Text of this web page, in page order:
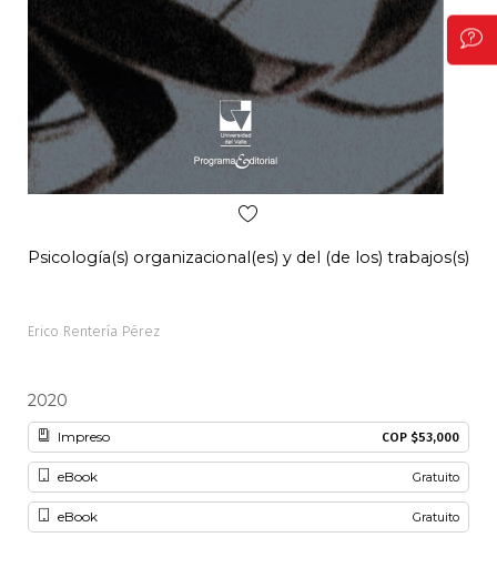
Psicología(s) organizacional(es) y del (de los) trabajos(s)
Erico Rentería Pérez
2020
Impreso COP $53,000
eBook Gratuito
eBook Gratuito